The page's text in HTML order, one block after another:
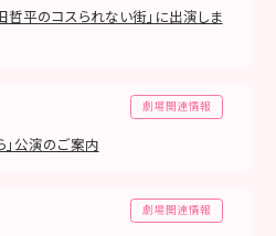
哲平のコスられない街」に出演しま
劇場関連情報
」公演のご案内
劇場関連情報